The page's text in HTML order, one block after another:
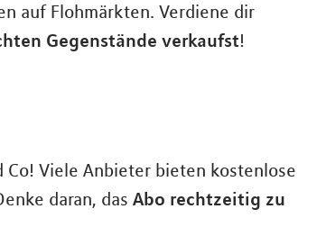
auf Flohmärkten. Verdiene dir
Gegenstände verkaufst!
Viele Anbieter bieten kostenlose
daran, das Abo rechtzeitig zu